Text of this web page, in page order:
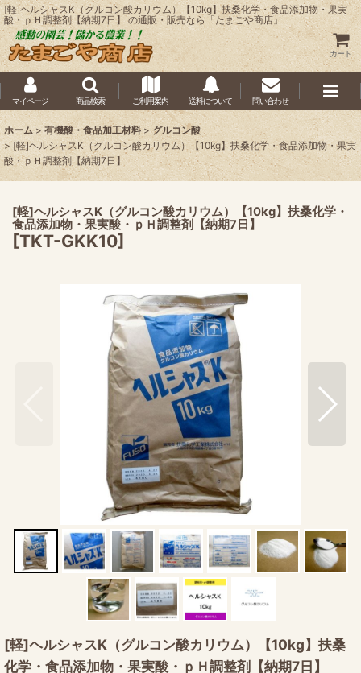
[軽]ヘルシャスK（グルコン酸カリウム）【10kg】扶桑化学・食品添加物・果実
酸・ｐＨ調整剤【納期7日】 の通販・販売なら「たまごや商店」
カート
マイページ 商品検索 ご利用案内 送料について 問い合わせ
ホーム > 有機酸・食品加工材料 > グルコン酸
> [軽]ヘルシャスK（グルコン酸カリウム）【10kg】扶桑化学・食品添加物・果実
酸・ｐＨ調整剤【納期7日】
[軽]ヘルシャスK（グルコン酸カリウム）【10kg】扶桑化学・
食品添加物・果実酸・ｐＨ調整剤【納期7日】
[TKT-GKK10]
[軽]ヘルシャスK（グルコン酸カリウム）【10kg】扶桑
化学・食品添加物・果実酸・ｐＨ調整剤【納期7日】